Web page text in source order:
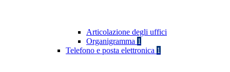
Articolazione degli uffici
Organigramma 1
Telefono e posta elettronica 1